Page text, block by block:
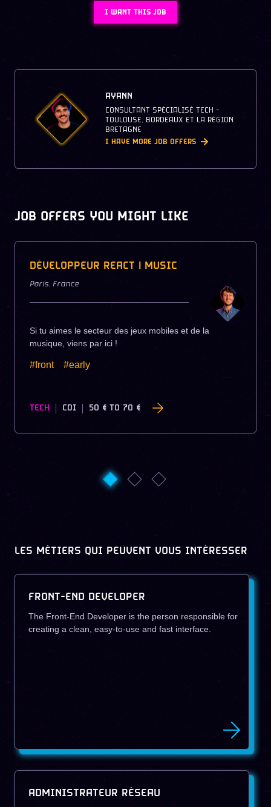
I WANT THIS JOB
AYANN
CONSULTANT SPÉCIALISÉ TECH -
TOULOUSE, BORDEAUX ET LA RÉGION
BRETAGNE
I HAVE MORE JOB OFFERS
JOB OFFERS YOU MIGHT LIKE
DÉVELOPPEUR REACT | MUSIC
Paris, France
Si tu aimes le secteur des jeux mobiles et de la
musique, viens par ici !
#front #early
TECH CDI 50 € TO 70 €
LES MÉTIERS QUI PEUVENT VOUS INTÉRESSER
FRONT-END DEVELOPER
The Front-End Developer is the person responsible for
creating a clean, easy-to-use and fast interface.
ADMINISTRATEUR RÉSEAU